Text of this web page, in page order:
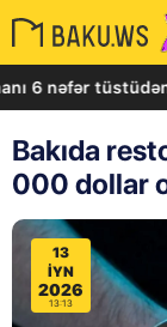
tüstüdən
Bakıda
000 dollar
13
IYN
2026
13:13